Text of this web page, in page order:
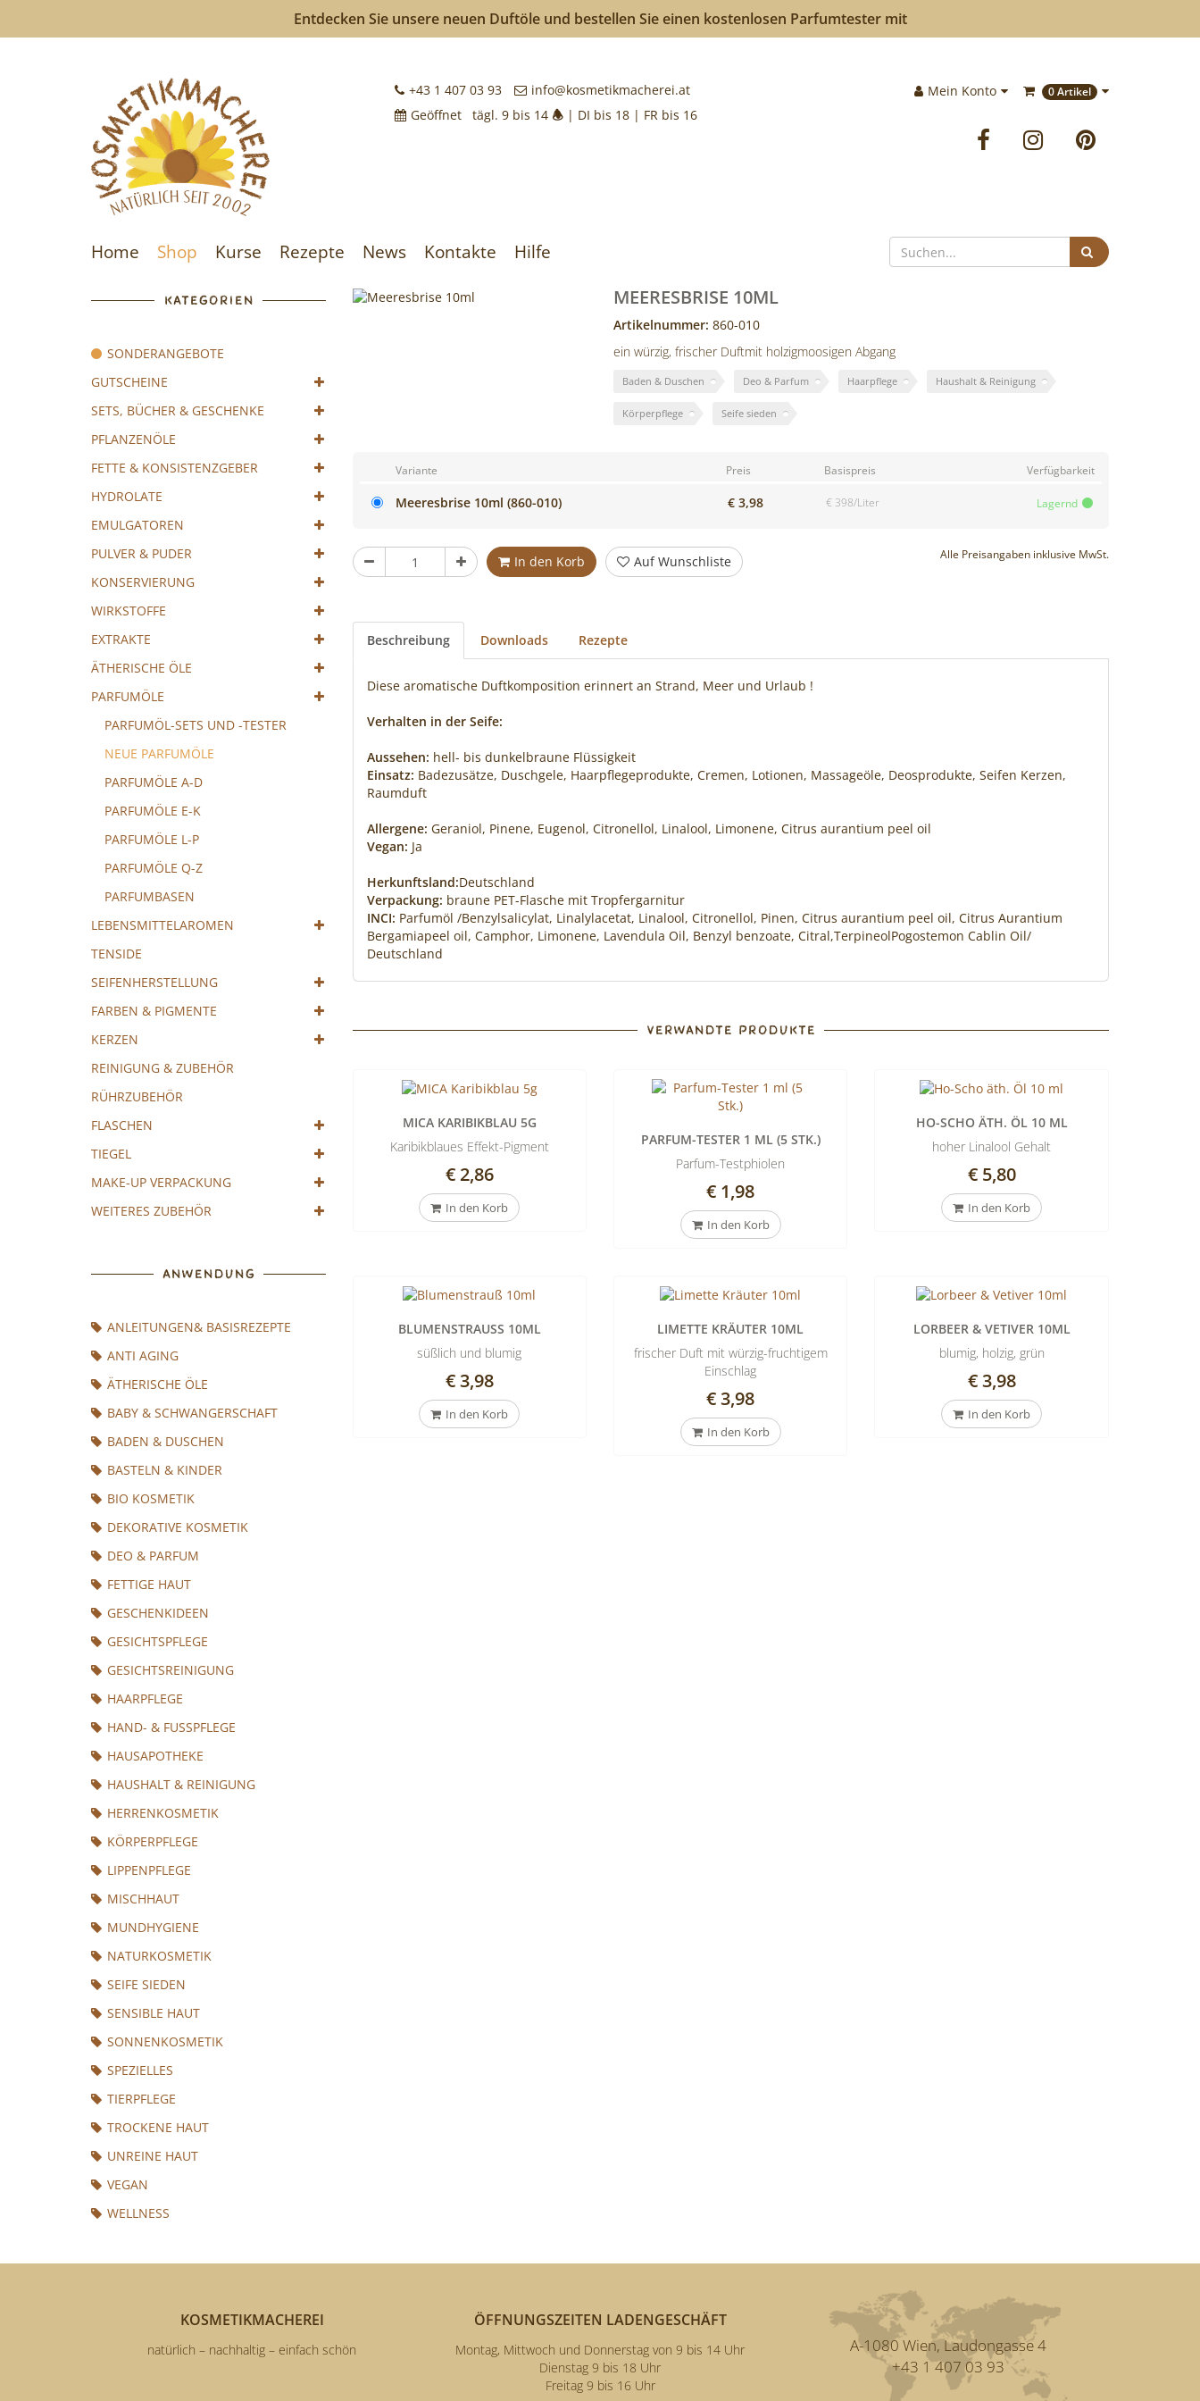
Entdecken Sie unsere neuen Duftöle und bestellen Sie einen kostenlosen Parfumtester mit
Kosmetikmacherei
Kosmetik
ist
so
einfach
bunte
Cocktails
mixen!
+43 1 407 03 93
info@kosmetikmacherei.at
Geöffnet tägl. 9 bis 14 🕭 | DI bis 18 | FR bis 16
Mein Konto
Im0 Artikel
FacebookInstagram
Home Shop Kurse Rezepte News Kontakte Hilfe Suchen
MEERESBRISE 10ML
Artikelnummer: 860-010
ein würzig, frischer Duftmit holzigmoosigen Abgang
Baden & Duschen Deo & Parfum Haarpflege Haushalt & Reinigung
Körperpflege Seife sieden
Variante Preis Basispreis Verfügbarkeit
Meeresbrise 10ml (860-010) € 3,98 € 398/Liter Lagernd
Stück In den Korb Auf Wunschliste Alle Preisangaben inklusive MwSt.
Beschreibung Downloads Rezepte
Diese aromatische Duftkomposition erinnert an Strand, Meer und Urlaub !
Verhalten in der Seife:
Aussehen: hell- bis dunkelbraune Flüssigkeit
Einsatz: Badezusätze, Duschgele, Haarpflegeprodukte, Cremen, Lotionen, Massageöle, Deosprodukte, Seifen Kerzen,
Raumduft
Allergene: Geraniol, Pinene, Eugenol, Citronellol, Linalool, Limonene, Citrus aurantium peel oil
Vegan: Ja
Herkunftsland:Deutschland
Verpackung: braune PET-Flasche mit Tropfergarnitur
INCI: Parfumöl /Benzylsalicylat, Linalylacetat, Linalool, Citronellol, Pinen, Citrus aurantium peel oil, Citrus Aurantium
Bergamiapeel oil, Camphor, Limonene, Lavendula Oil, Benzyl benzoate, Citral,TerpineolPogostemon Cablin Oil/
Deutschland
VERWANDTE PRODUKTE
MICA KARIBIKBLAU 5G
Karibikblaues Effekt-Pigment
€ 2,86
In den Korb
PARFUM-TESTER 1 ML (5 STK.)
Parfum-Testphiolen
€ 1,98
In den Korb
HO-SCHO ÄTH. ÖL 10 ML
hoher Linalool Gehalt
€ 5,80
In den Korb
BLUMENSTRAUSS 10ML
süßlich und blumig
€ 3,98
In den Korb
LIMETTE KRÄUTER 10ML
frischer Duft mit würzig-fruchtigem
Einschlag
€ 3,98
In den Korb
LORBEER & VETIVER 10ML
blumig, holzig, grün
€ 3,98
In den Korb
KATEGORIEN
SONDERANGEBOTE
GUTSCHEINE
SETS, BÜCHER & GESCHENKE
PFLANZENÖLE
FETTE & KONSISTENZGEBER
HYDROLATE
EMULGATOREN
PULVER & PUDER
KONSERVIERUNG
WIRKSTOFFE
EXTRAKTE
ÄTHERISCHE ÖLE
PARFUMÖLE
PARFUMÖL-SETS UND -TESTER
NEUE PARFUMÖLE
PARFUMÖLE A-D
PARFUMÖLE E-K
PARFUMÖLE L-P
PARFUMÖLE Q-Z
PARFUMBASEN
LEBENSMITTELAROMEN
TENSIDE
SEIFENHERSTELLUNG
FARBEN & PIGMENTE
KERZEN
REINIGUNG & ZUBEHÖR
RÜHRZUBEHÖR
FLASCHEN
TIEGEL
MAKE-UP VERPACKUNG
WEITERES ZUBEHÖR
ANWENDUNG
ANLEITUNGEN& BASISREZEPTE
ANTI AGING
ÄTHERISCHE ÖLE
BABY & SCHWANGERSCHAFT
BADEN & DUSCHEN
BASTELN & KINDER
BIO KOSMETIK
DEKORATIVE KOSMETIK
DEO & PARFUM
FETTIGE HAUT
GESCHENKIDEEN
GESICHTSPFLEGE
GESICHTSREINIGUNG
HAARPFLEGE
HAND- & FUSSPFLEGE
HAUSAPOTHEKE
HAUSHALT & REINIGUNG
HERRENKOSMETIK
KÖRPERPFLEGE
LIPPENPFLEGE
MISCHHAUT
MUNDHYGIENE
NATURKOSMETIK
SEIFE SIEDEN
SENSIBLE HAUT
SONNENKOSMETIK
SPEZIELLES
TIERPFLEGE
TROCKENE HAUT
UNREINE HAUT
VEGAN
WELLNESS
KOSMETIKMACHEREI
natürlich – nachhaltig – einfach schön
ÖFFNUNGSZEITEN LADENGESCHÄFT
Montag, Mittwoch und Donnerstag von 9 bis 14 Uhr
Dienstag 9 bis 18 Uhr
Freitag 9 bis 16 Uhr
A-1080 Wien, Laudongasse 4
+43 1 407 03 93